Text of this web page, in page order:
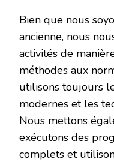
Bien que nous
ancienne, nous
activités de
méthodes aux
utilisons toujours
modernes et les
Nous mettons
exécutons des
complets et